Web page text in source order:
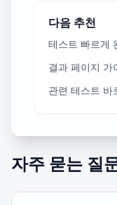
다음 추천
테스트 빠르게
결과 페이지 가
관련 테스트 바
자주 묻는 질